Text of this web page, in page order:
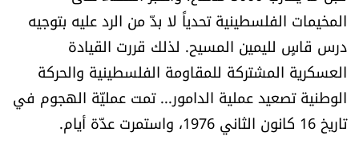
المخيمات الفلسطينية تحدياً لا بدّ من الرد عليه بتوجيه
درس قاسٍ لليمين المسيح. لذلك قررت القيادة
العسكرية المشتركة للمقاومة الفلسطينية والحركة
الوطنية تصعيد عملية الدامور... تمت عمليّة الهجوم في
تاريخ 16 كانون الثاني 1976، واستمرت عدّة أيام.